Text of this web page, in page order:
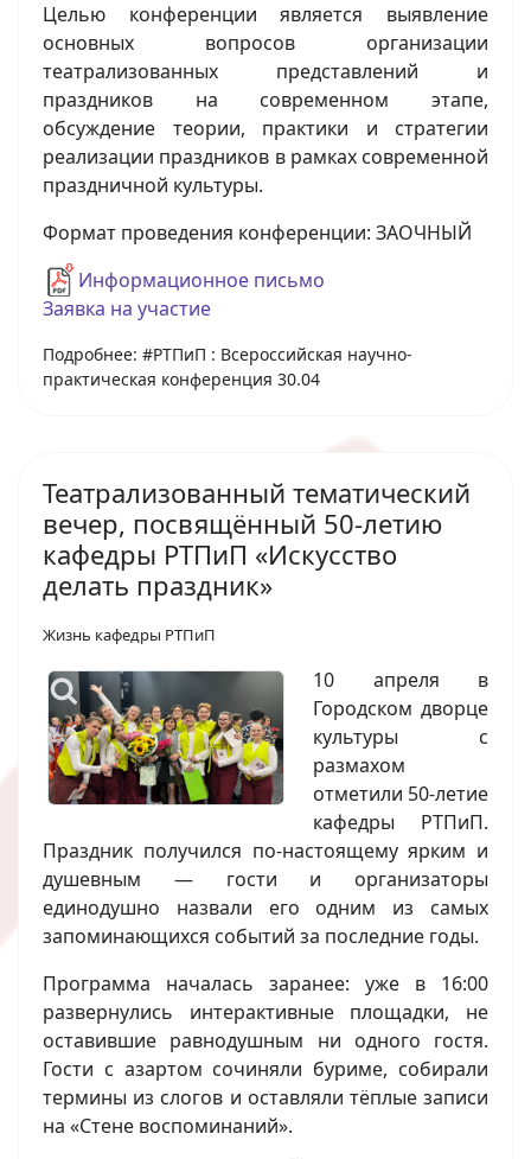
Целью конференции является выявление
основных вопросов организации
театрализованных представлений и
праздников на современном этапе,
обсуждение теории, практики и стратегии
реализации праздников в рамках современной
праздничной культуры.
Формат проведения конференции: ЗАОЧНЫЙ
Информационное письмо
Заявка на участие
Подробнее: #РТПиП : Всероссийская научно-
практическая конференция 30.04
Театрализованный тематический
вечер, посвящённый 50-летию
кафедры РТПиП «Искусство
делать праздник»
Жизнь кафедры РТПиП
10 апреля в
Городском дворце
культуры с
размахом
отметили 50‑летие
кафедры РТПиП.
Праздник получился по‑настоящему ярким и
душевным — гости и организаторы
единодушно назвали его одним из самых
запоминающихся событий за последние годы.
Программа началась заранее: уже в 16:00
развернулись интерактивные площадки, не
оставившие равнодушным ни одного гостя.
Гости с азартом сочиняли буриме, собирали
термины из слогов и оставляли тёплые записи
на «Стене воспоминаний».